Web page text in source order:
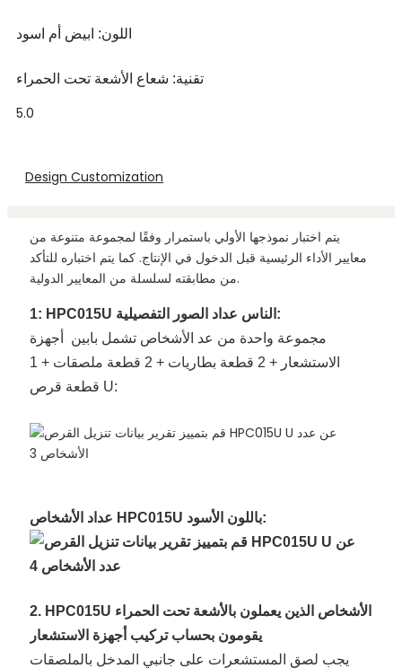
اللون: ابيض أم اسود
5.0
Design Customization
يتم اختبار نموذجها الأولي باستمرار وفقًا لمجموعة متنوعة من
معايير الأداء الرئيسية قبل الدخول في الإنتاج. كما يتم اختباره للتأكد
من مطابقته لسلسلة من المعايير الدولية.
1: HPC015U الناس عداد الصور التفصيلية:
مجموعة واحدة من عد الأشخاص تشمل بابين أجهزة
الاستشعار + 2 قطعة بطاريات + 2 قطعة ملصقات + 1
قطعة قرص U:
عداد الأشخاص HPC015U باللون الأسود:
2. HPC015U الأشخاص الذين يعملون بالأشعة تحت الحمراء
يقومون بحساب تركيب أجهزة الاستشعار
يجب لصق المستشعرات على جانبي المدخل بالملصقات